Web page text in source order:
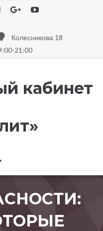
Колесникова 18
21:00
кабинет